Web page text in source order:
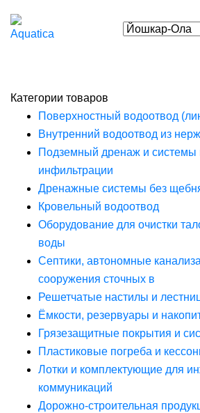
Категории товаров
Поверхностный водоотвод
Внутренний водоотвод из
Подземный дренаж и системы
инфильтрации
Дренажные системы без
Кровельный водоотвод
Оборудование для очистки
воды
Септики, автономные
сооружения сточных в
Решетчатые настилы и
Ёмкости, резервуары и
Грязезащитные покрытия и
Пластиковые погреба и
Лотки и комплектующие для
коммуникаций
Дорожно-строительная